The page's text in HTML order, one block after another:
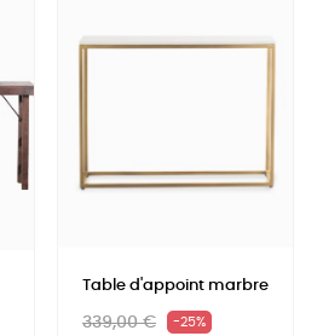
Table d'appoint marbre
Prix
339,00 € -25%